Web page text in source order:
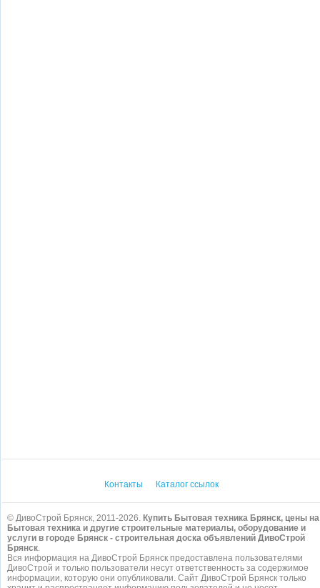
Контакты Каталог ссылок
© ДивоСтрой Брянск, 2011-2026. Купить Бытовая техника Брянск, цены на
Бытовая техника и другие строительные материалы, оборудование и
услуги в городе Брянск - строительная доска объявлений ДивоСтрой
Брянск.
Вся информация на ДивоСтрой Брянск предоставлена пользователями
ДивоСтрой и только пользователи несут ответственность за содержимое
информации, которую они опубликовали. Сайт ДивоСтрой Брянск только